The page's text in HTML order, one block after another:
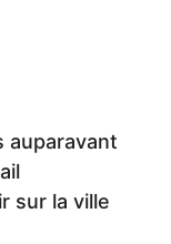
auparavant
sur la ville